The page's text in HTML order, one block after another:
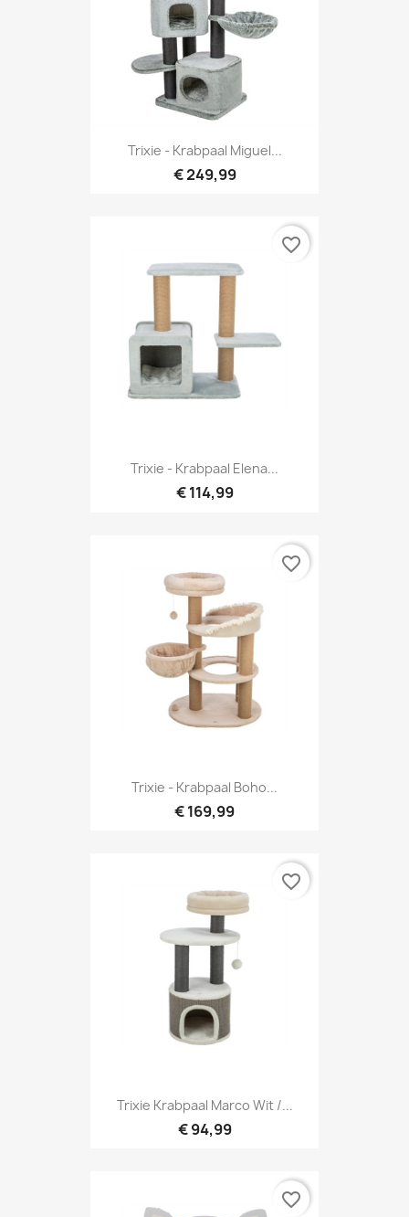
Trixie - Krabpaal Miguel...
€ 249,99
Trixie - Krabpaal Elena...
€ 114,99
favorite_border
Trixie - Krabpaal Boho...
€ 169,99
favorite_border
Trixie Krabpaal Marco Wit /...
€ 94,99
favorite_border
favorite_border